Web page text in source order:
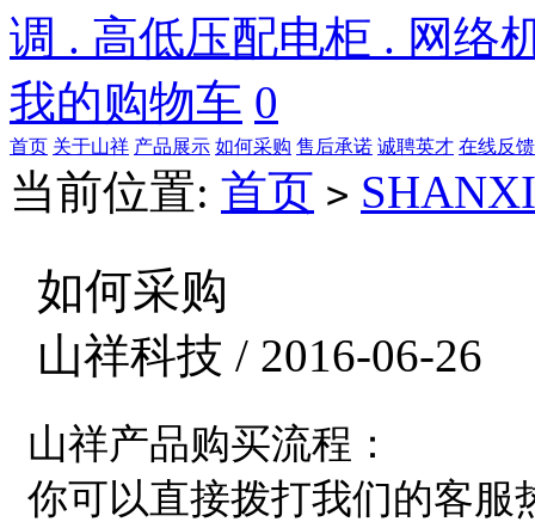
调 . 高低压配电柜 . 网络
我的购物车 0
首页 关于山祥 产品展示 如何采购 售后承诺 诚聘英才 在线反馈
当前位置: 首页 >
如何采购
山祥科技 / 2016-06-26
山祥产品购买流程：
你可以直接拨打我们的客服